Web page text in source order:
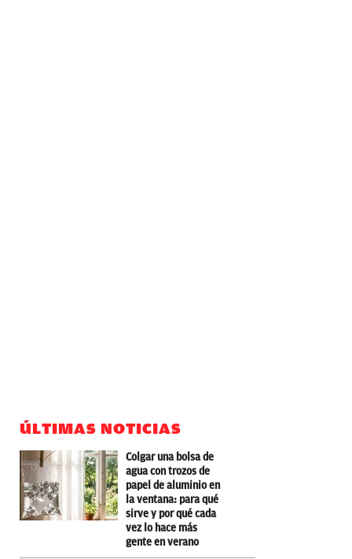
ÚLTIMAS NOTICIAS
Colgar una bolsa de
agua con trozos de
papel de aluminio en
la ventana: para qué
sirve y por qué cada
vez lo hace más
gente en verano